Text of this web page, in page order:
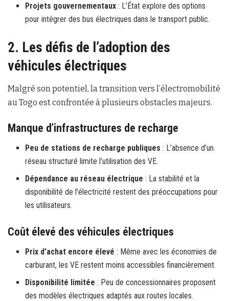
Projets gouvernementaux : L’État explore des options
pour intégrer des bus électriques dans le transport public.
2. Les défis de l’adoption des
véhicules électriques
Malgré son potentiel, la transition vers l’électromobilité
au Togo est confrontée à plusieurs obstacles majeurs.
Manque d’infrastructures de recharge
Peu de stations de recharge publiques : L’absence d’un
réseau structuré limite l’utilisation des VE.
Dépendance au réseau électrique : La stabilité et la
disponibilité de l’électricité restent des préoccupations pour
les utilisateurs.
Coût élevé des véhicules électriques
Prix d’achat encore élevé : Même avec les économies de
carburant, les VE restent moins accessibles financièrement.
Disponibilité limitée : Peu de concessionnaires proposent
des modèles électriques adaptés aux routes locales.